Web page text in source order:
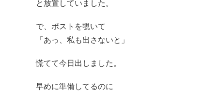
と放置していました。
で、ポストを覗いて
「あっ、私も出さないと」
慌てて今日出しました。
早めに準備してるのに